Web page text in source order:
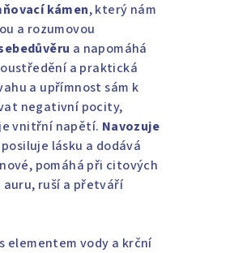
kámen, který nám
a rozumovou
a napomáhá
a praktická
a upřímnost sám k
negativní pocity,
vnitřní napětí. Navozuje
lásku a dodává
pomáhá při citových
ruší a přetváří
elementem vody a krční